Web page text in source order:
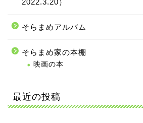
2022.3.20）
そらまめアルバム
そらまめ家の本棚
映画の本
最近の投稿